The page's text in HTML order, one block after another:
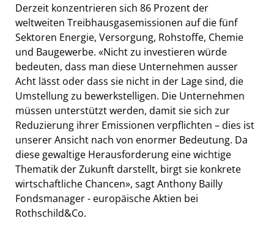
Derzeit konzentrieren sich 86 Prozent der
weltweiten Treibhausgasemissionen auf die fünf
Sektoren Energie, Versorgung, Rohstoffe, Chemie
und Baugewerbe. «Nicht zu investieren würde
bedeuten, dass man diese Unternehmen ausser
Acht lässt oder dass sie nicht in der Lage sind, die
Umstellung zu bewerkstelligen. Die Unternehmen
müssen unterstützt werden, damit sie sich zur
Reduzierung ihrer Emissionen verpflichten – dies ist
unserer Ansicht nach von enormer Bedeutung. Da
diese gewaltige Herausforderung eine wichtige
Thematik der Zukunft darstellt, birgt sie konkrete
wirtschaftliche Chancen», sagt Anthony Bailly
Fondsmanager - europäische Aktien bei
Rothschild&Co.